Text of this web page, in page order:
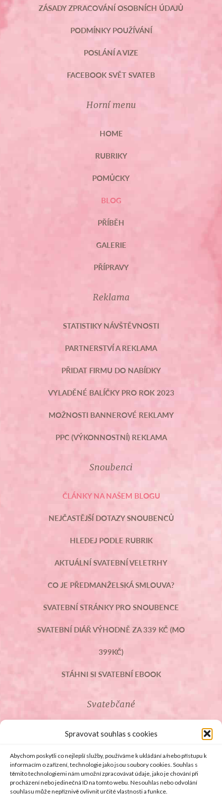
Spravovat souhlas s cookies
Abychom poskytli co nejlepší služby, používáme k ukládání a/nebo přístupu k
informacím o zařízení, technologie jako jsou soubory cookies. Souhlas s
těmito technologiemi nám umožní zpracovávat údaje, jako je chování při
procházení nebo jedinečná ID na tomto webu. Nesouhlas nebo odvolání
souhlasu může nepříznivě ovlivnit určité vlastnosti a funkce.
ZÁSADY ZPRACOVÁNÍ OSOBNÍCH ÚDAJŮ
PODMÍNKY POUŽÍVÁNÍ
POSLÁNÍ A VIZE
FACEBOOK SVĚT SVATEB
Horní menu
HOME
RUBRIKY
POMŮCKY
BLOG
PŘÍBĚH
GALERIE
PŘÍPRAVY
Reklama
STATISTIKY NÁVŠTĚVNOSTI
PARTNERSTVÍ A REKLAMA
PŘIDAT FIRMU DO NABÍDKY
VYLADĚNÉ BALÍČKY PRO ROK 2023
MOŽNOSTI BANNEROVÉ REKLAMY
PPC (VÝKONNOSTNÍ) REKLAMA
Snoubenci
ČLÁNKY NA NAŠEM BLOGU
NEJČASTĚJŠÍ DOTAZY SNOUBENCŮ
HLEDEJ PODLE RUBRIK
AKTUÁLNÍ SVATEBNÍ VELETRHY
CO JE PŘEDMANŽELSKÁ SMLOUVA?
SVATEBNÍ STRÁNKY PRO SNOUBENCE
SVATEBNÍ DIÁŘ VÝHODNĚ ZA 339 KČ (MO
399KČ)
STÁHNI SI SVATEBNÍ EBOOK
Svatebčané
ROZCESTNÍK PRO SVATEBČANY
SVATEBNÍ PROSLOVY
SVATEBNÍ DARY